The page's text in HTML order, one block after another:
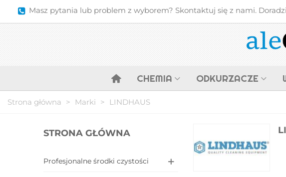
Masz pytania lub problem z wyborem? Skontaktuj się z nami.
CHEMIA ODKURZACZE
Strona główna > Marki > LINDHAUS
STRONA GŁÓWNA
Profesjonalne środki czystości